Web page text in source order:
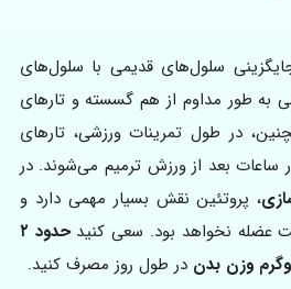
سلول‌های قدیمی با سلول‌های
به طور مداوم از هم گسسته و تارهای
در طول تمرینات ورزشی، تارهای
ساعات بعد از ورزش ترمیم می‌شوند. در
، پروتئین نقش بسیار مهمی دارد و
عضله نخواهد بود. سعی کنید
حدود ۲
وزن بدن در طول روز مصرف کنید.